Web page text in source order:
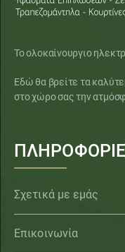
Το ολοκαίνουργιο
Εδώ θα βρείτε τα
στο χώρο σας την
Σχετικά με εμάς
Επικοινωνία